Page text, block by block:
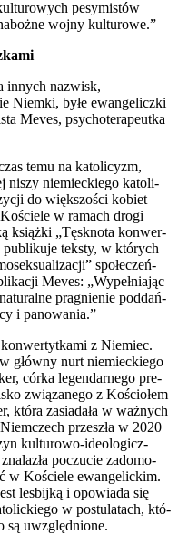
pesy­mi­stów
woj­ny kul­tu­ro­we.”
innych nazwisk,
Niem­ki, byłe ewan­ge­licz­ki
Meves, psy­cho­te­ra­peut­ka
temu na kato­li­cyzm,
niszy nie­miec­kie­go kato­li­
do więk­szo­ści kobiet
w ramach dro­gi
książ­ki „Tęsk­no­ta kon­wer­
publi­ku­je tek­sty, w któ­rych
spo­łe­czeń­
Meves: „Wypeł­nia­jąc
pra­gnie­nie pod­dań­
i pano­wa­nia.”
z Nie­miec.
głów­ny nurt nie­miec­kie­go
cór­ka legen­dar­ne­go pre­
zwią­za­ne­go z Kościo­łem
któ­ra zasia­da­ła w waż­nych
prze­szła w 2020
kul­tu­ro­wo-ide­olo­gicz­
poczu­cie zado­mo­
w Koście­le ewan­ge­lic­kim.
les­bij­ką i opo­wia­da się
w postu­la­tach, któ­
są uwzględ­nio­ne.